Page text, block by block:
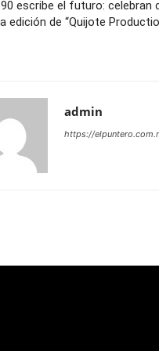
escribe el futuro: celebran
edición de “Quijote
admin
https://